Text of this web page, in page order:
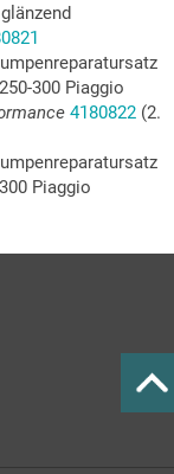
300 Piaggio
4180822(2.
Piaggio